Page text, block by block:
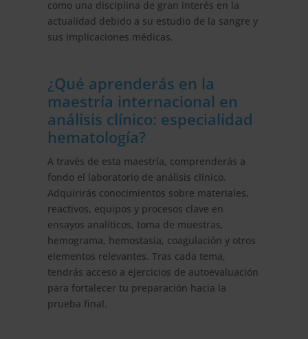
como una disciplina de gran interés en la
actualidad debido a su estudio de la sangre y
sus implicaciones médicas.
¿Qué aprenderás en la
maestría internacional en
análisis clínico: especialidad
hematología?
A través de esta maestría, comprenderás a
fondo el laboratorio de análisis clínico.
Adquirirás conocimientos sobre materiales,
reactivos, equipos y procesos clave en
ensayos analíticos, toma de muestras,
hemograma, hemostasia, coagulación y otros
elementos relevantes. Tras cada tema,
tendrás acceso a ejercicios de autoevaluación
para fortalecer tu preparación hacia la
prueba final.